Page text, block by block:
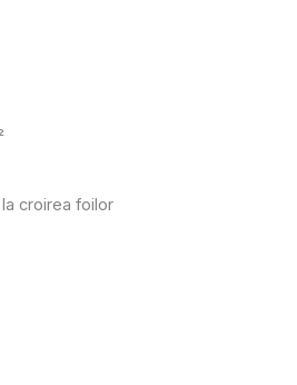
croirea foilor